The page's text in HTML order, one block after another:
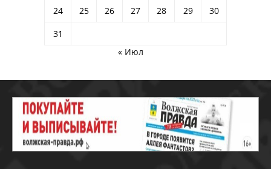
24
25 26 27 28 29
30
31
« Июл